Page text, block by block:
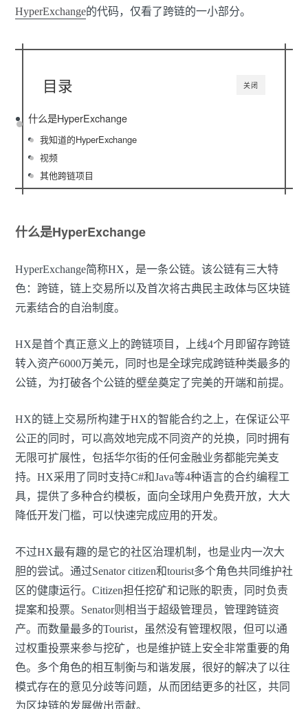
HyperExchange的代码，仅看了跨链的一小部分。
关闭
目录
什么是HyperExchange
我知道的HyperExchange
视频
其他跨链项目
什么是HyperExchange
HyperExchange简称HX，是一条公链。该公链有三大特
色：跨链，链上交易所以及首次将古典民主政体与区块链
元素结合的自治制度。
HX是首个真正意义上的跨链项目，上线4个月即留存跨链
转入资产6000万美元，同时也是全球完成跨链种类最多的
公链，为打破各个公链的壁垒奠定了完美的开端和前提。
HX的链上交易所构建于HX的智能合约之上，在保证公平
公正的同时，可以高效地完成不同资产的兑换，同时拥有
无限可扩展性，包括华尔街的任何金融业务都能完美支
持。HX采用了同时支持C#和Java等4种语言的合约编程工
具，提供了多种合约模板，面向全球用户免费开放，大大
降低开发门槛，可以快速完成应用的开发。
不过HX最有趣的是它的社区治理机制，也是业内一次大
胆的尝试。通过Senator citizen和tourist多个角色共同维护社
区的健康运行。Citizen担任挖矿和记账的职责，同时负责
提案和投票。Senator则相当于超级管理员，管理跨链资
产。而数量最多的Tourist，虽然没有管理权限，但可以通
过权重投票来参与挖矿，也是维护链上安全非常重要的角
色。多个角色的相互制衡与和谐发展，很好的解决了以往
模式存在的意见分歧等问题，从而团结更多的社区，共同
为区块链的发展做出贡献。